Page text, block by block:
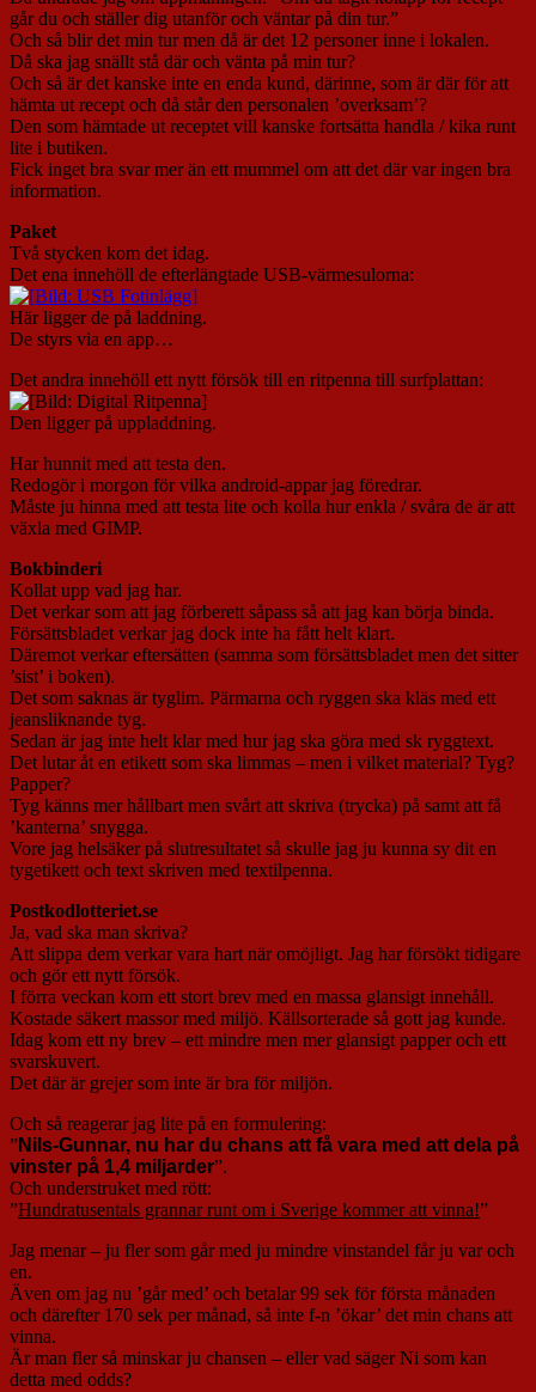
går du och ställer dig utanför och väntar på din tur.”
Och så blir det min tur men då är det 12 personer inne i lokalen.
Då ska jag snällt stå där och vänta på min tur?
Och så är det kanske inte en enda kund, därinne, som är där för att
hämta ut recept och då står den personalen ’overksam’?
Den som hämtade ut receptet vill kanske fortsätta handla / kika runt
lite i butiken.
Fick inget bra svar mer än ett mummel om att det där var ingen bra
information.
Paket
Två stycken kom det idag.
Det ena innehöll de efterlängtade USB-värmesulorna:
Här ligger de på laddning.
De styrs via en app…
Det andra innehöll ett nytt försök till en ritpenna till surfplattan:
Den ligger på uppladdning.
Har hunnit med att testa den.
Redogör i morgon för vilka android-appar jag föredrar.
Måste ju hinna med att testa lite och kolla hur enkla / svåra de är att
växla med GIMP.
Bokbinderi
Kollat upp vad jag har.
Det verkar som att jag förberett såpass så att jag kan börja binda.
Försättsbladet verkar jag dock inte ha fått helt klart.
Däremot verkar eftersätten (samma som försättsbladet men det sitter
’sist’ i boken).
Det som saknas är tyglim. Pärmarna och ryggen ska kläs med ett
jeansliknande tyg.
Sedan är jag inte helt klar med hur jag ska göra med sk ryggtext.
Det lutar åt en etikett som ska limmas – men i vilket material? Tyg?
Papper?
Tyg känns mer hållbart men svårt att skriva (trycka) på samt att få
’kanterna’ snygga.
Vore jag helsäker på slutresultatet så skulle jag ju kunna sy dit en
tygetikett och text skriven med textilpenna.
Postkodlotteriet.se
Ja, vad ska man skriva?
Att slippa dem verkar vara hart när omöjligt. Jag har försökt tidigare
och gör ett nytt försök.
I förra veckan kom ett stort brev med en massa glansigt innehåll.
Kostade säkert massor med miljö. Källsorterade så gott jag kunde.
Idag kom ett ny brev – ett mindre men mer glansigt papper och ett
svarskuvert.
Det där är grejer som inte är bra för miljön.
Och så reagerar jag lite på en formulering:
”Nils-Gunnar, nu har du chans att få vara med att dela på
vinster på 1,4 miljarder”.
Och understruket med rött:
”Hundratusentals grannar runt om i Sverige kommer att vinna!”
Jag menar – ju fler som går med ju mindre vinstandel får ju var och
en.
Även om jag nu ’går med’ och betalar 99 sek för första månaden
och därefter 170 sek per månad, så inte f-n ’ökar’ det min chans att
vinna.
Är man fler så minskar ju chansen – eller vad säger Ni som kan
detta med odds?